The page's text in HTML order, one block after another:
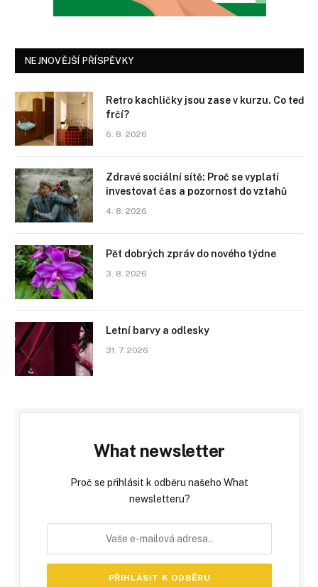
NEJNOVĚJŠÍ PŘÍSPĚVKY
Retro kachličky jsou zase v kurzu. Co teď
frčí?
6. 8. 2026
Zdravé sociální sítě: Proč se vyplatí
investovat čas a pozornost do vztahů
4. 8. 2026
Pět dobrých zpráv do nového týdne
3. 8. 2026
Letní barvy a odlesky
31. 7. 2026
What newsletter
Proč se přihlásit k odběru našeho What
newsletteru?